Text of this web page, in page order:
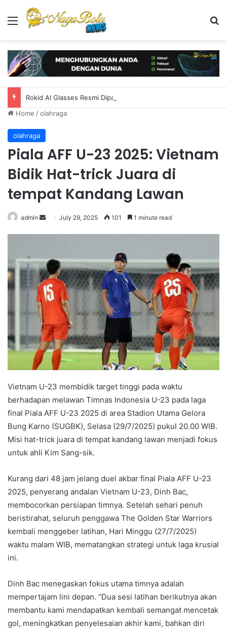
Menu
Home /olahraga
olahraga
Piala AFF U-23 2025: Vietnam
Bidik Hat-trick Juara di
tempat Kandang Lawan
admin
a
n
e
m
i
l
July 29, 2025 101 1 minute read
Vietnam U-23 membidik target tinggi pada waktu
berhadapan melawan Timnas Indonesia U-23 pada laga
final Piala AFF U-23 2025 di area Stadion Utama Gelora
Bung Karno (SUGBK), Selasa (29/7/2025) pukul 20.00 WIB.
Misi hat-trick juara di tempat kandang lawan menjadi fokus
untuk ahli Kim Sang-sik.
Kurang dari 48 jam jelang duel akbar final Piala AFF U-23
2025, penyerang andalan Vietnam U-23, Dinh Bac,
membocorkan persiapan timnya. Setelah sehari penuh
beristirahat, seluruh penggawa The Golden Star Warriors
kembali menggeber latihan, Hari Minggu (27/7/2025)
waktu malam WIB, mematangkan strategi untuk laga krusial
ini.
Dinh Bac menegaskan fokus utama timnya adalah
mempertajam lini depan. “Dua sesi latihan berikutnya akan
membantu kami mendapatkan kembali semangat mencetak
gol, meningkatkan penyelesaian akhir kami, bahkan diri